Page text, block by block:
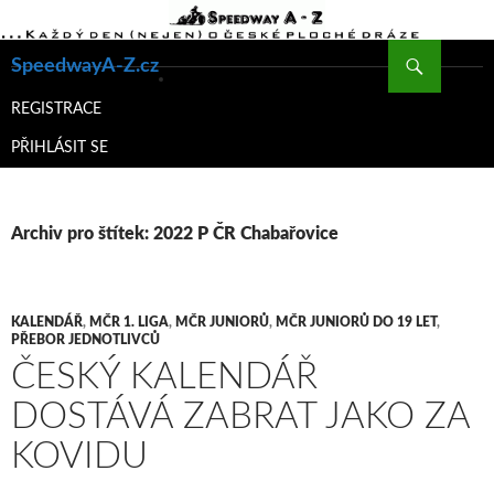
SpeedwayA-Z.cz
K
WEBU
REGISTRACE
PŘIHLÁSIT SE
Archiv pro štítek: 2022 P ČR Chabařovice
KALENDÁŘ, MČR 1. LIGA, MČR JUNIORŮ, MČR JUNIORŮ DO 19 LET,
PŘEBOR JEDNOTLIVCŮ
ČESKÝ KALENDÁŘ
DOSTÁVÁ ZABRAT JAKO ZA
KOVIDU